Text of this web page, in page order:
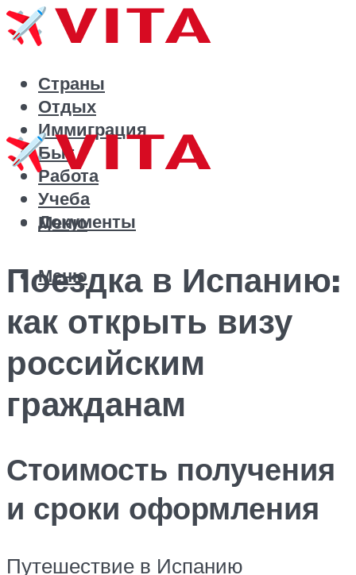
Страны
Отдых
Иммиграция
Быт
Работа
Учеба
Документы
Меню
Меню
Поездка в Испанию:
как открыть визу
российским
гражданам
Стоимость получения
и сроки оформления
Путешествие в Испанию